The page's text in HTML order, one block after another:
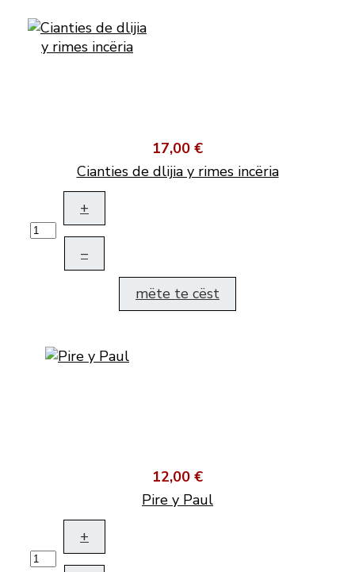
17,00 €
Cianties de dlijia y rimes incëria
+
–
mëte te cëst
12,00 €
Pire y Paul
+